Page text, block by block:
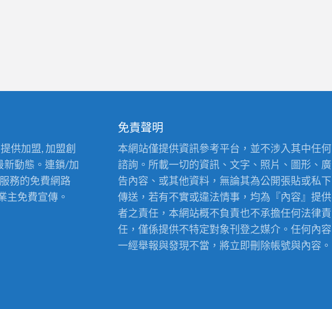
提供加盟, 加盟創
新動態。連鎖/加
務的免費網路
主免費宣傳。
免責聲明
本網站僅提供資訊參考平台，並不涉入其中任何
諮詢。所載一切的資訊、文字、照片、圖形、廣
告內容、或其他資料，無論其為公開張貼或私下
傳送，若有不實或違法情事，均為『內容』提供
者之責任，本網站概不負責也不承擔任何法律責
任，僅係提供不特定對象刊登之媒介。任何內容
一經舉報與發現不當，將立即刪除帳號與內容。